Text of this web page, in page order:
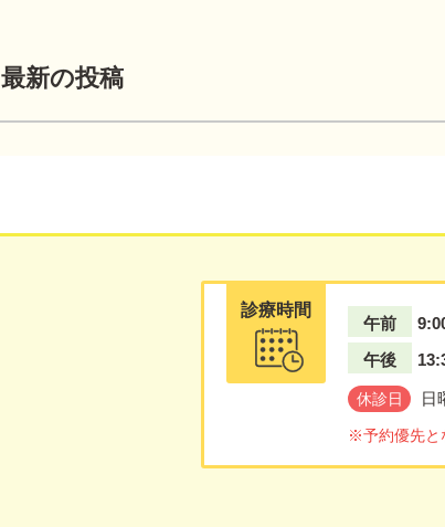
最新の投稿
診療時間
午前
午後
休診日 日
※予約優先と